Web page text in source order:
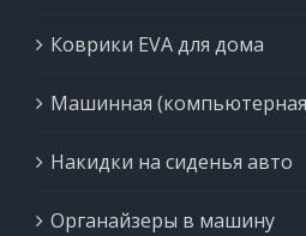
Коврики EVA для дома
Машинная
Накидки на сиденья авто
Органайзеры в машину